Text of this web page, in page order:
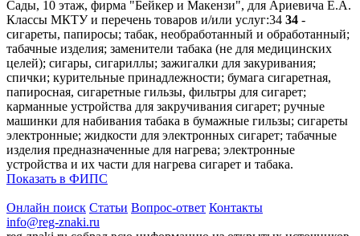
Сады, 10 этаж, фирма "Бейкер и Макензи", для Ариевича Е.А.
Классы МКТУ и перечень товаров и/или услуг:34 34 -
сигареты, папиросы; табак, необработанный и обработанный;
табачные изделия; заменители табака (не для медицинских
целей); сигары, сигариллы; зажигалки для закуривания;
спички; курительные принадлежности; бумага сигаретная,
папиросная, сигаретные гильзы, фильтры для сигарет;
карманные устройства для закручивания сигарет; ручные
машинки для набивания табака в бумажные гильзы; сигареты
электронные; жидкости для электронных сигарет; табачные
изделия предназначенные для нагрева; электронные
устройства и их части для нагрева сигарет и табака.
Показать в ФИПС
Онлайн поиск Статьи Вопрос-ответ Контакты
info@reg-znaki.ru